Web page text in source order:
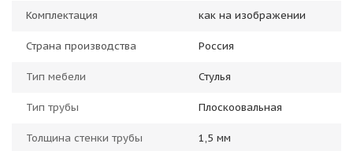
Комплектация как на изображении
Страна производства Россия
Тип мебели Стулья
Тип трубы Плоскоовальная
Толщина стенки трубы 1,5 мм